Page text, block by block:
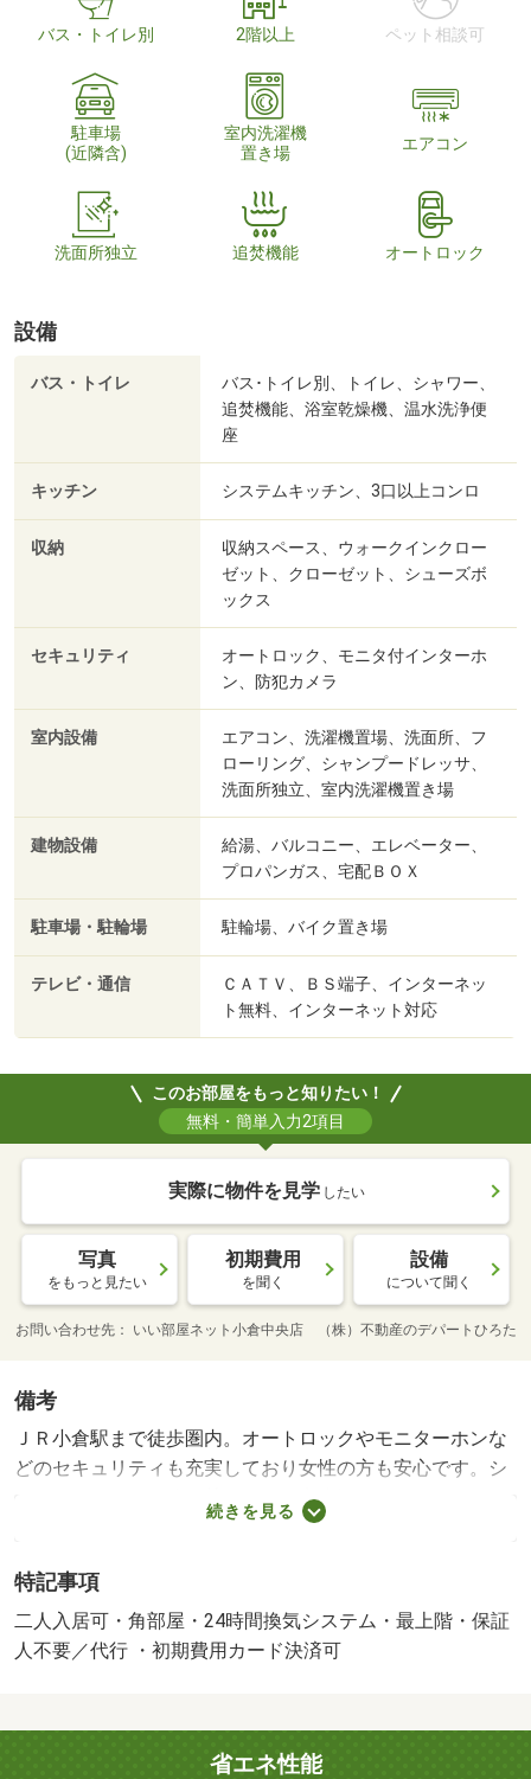
バス・トイレ別 2階以上 ペット相談可
駐車場
(近隣含)
室内洗濯機
置き場
エアコン
洗面所独立 追焚機能 オートロック
設備
バス・トイレ
バス･トイレ別、トイレ、シャワー、
追焚機能、浴室乾燥機、温水洗浄便
座
キッチン システムキッチン、3口以上コンロ
収納
収納スペース、ウォークインクロー
ゼット、クローゼット、シューズボ
ックス
セキュリティ
オートロック、モニタ付インターホ
ン、防犯カメラ
室内設備
エアコン、洗濯機置場、洗面所、フ
ローリング、シャンプードレッサ、
洗面所独立、室内洗濯機置き場
建物設備
給湯、バルコニー、エレベーター、
プロパンガス、宅配ＢＯＸ
駐車場・駐輪場 駐輪場、バイク置き場
テレビ・通信
ＣＡＴＶ、ＢＳ端子、インターネッ
ト無料、インターネット対応
このお部屋をもっと知りたい！
無料・簡単入力2項目
実際に物件を見学 したい
写真
をもっと見たい
初期費用
を聞く
設備
について聞く
お問い合わせ先 いい部屋ネット小倉中央店 （株）不動産のデパートひろた
備考
ＪＲ小倉駅まで徒歩圏内。オートロックやモニターホンな
どのセキュリティも充実しており女性の方も安心です。シ
ステムキッチンや追い焚きなどの室生設備も整っていま
す。インターネットも月額無料で使い放題です。・バイク
７，８００円
続きを見る
特記事項
二人入居可・角部屋・24時間換気システム・最上階・保証
人不要／代行 ・初期費用カード決済可
省エネ性能